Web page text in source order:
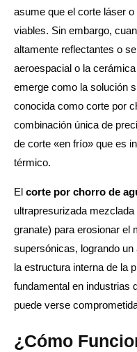
asume que el corte láser
viables. Sin embargo,
altamente reflectantes o
aeroespacial o la
emerge como la solución
conocida como corte por
combinación única de
de corte «en frío» que es
térmico.
El corte por chorro de
ultrapresurizada
granate) para erosionar el
supersónicas, logrando
la estructura interna de la
fundamental en industrias
puede verse
¿Cómo